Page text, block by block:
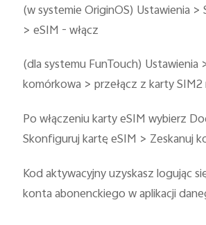
(w systemie OriginOS) Ustawienia >
> eSIM - włącz
(dla systemu FunTouch) Ustawienia
komórkowa > przełącz z karty SIM2
Po włączeniu karty eSIM wybierz
Skonfiguruj kartę eSIM > Zeskanuj
Kod aktywacyjny uzyskasz logując
konta abonenckiego w aplikacji